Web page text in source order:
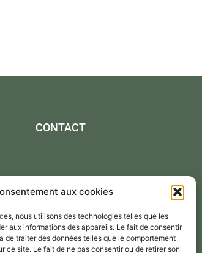
aux cookies
nous utilisons des technologies telles que les
aux informations des appareils. Le fait de consentir
de traiter des données telles que le comportement
ce site. Le fait de ne pas consentir ou de retirer son
CONTACT